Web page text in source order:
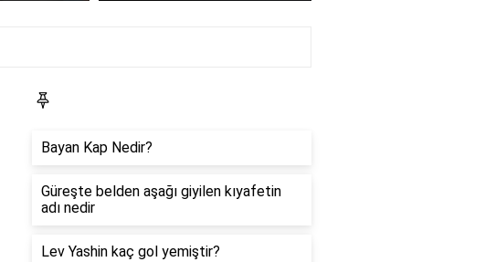
Bayan Kap Nedir?
Güreşte belden aşağı giyilen kıyafetin
adı nedir
Lev Yashin kaç gol yemiştir?